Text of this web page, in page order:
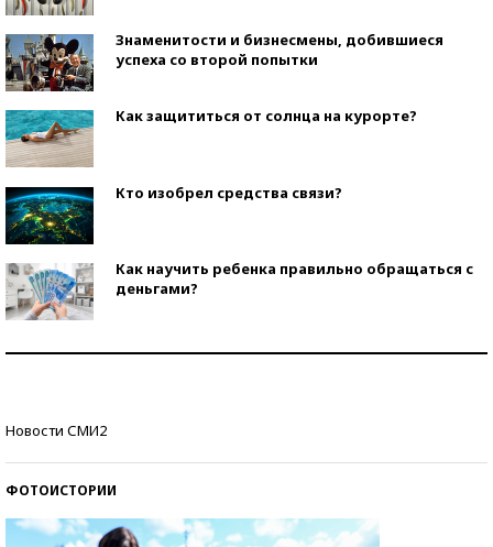
Знаменитости и бизнесмены, добившиеся
успеха со второй попытки
Как защититься от солнца на курорте?
Кто изобрел средства связи?
Как научить ребенка правильно обращаться с
деньгами?
Новости СМИ2
ФОТОИСТОРИИ